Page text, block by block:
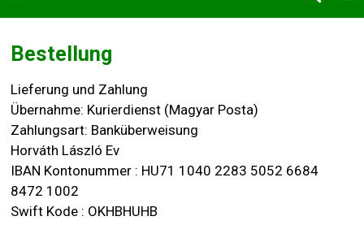
Bestellung
Lieferung und Zahlung
Übernahme: Kurierdienst (Magyar Posta)
Zahlungsart: Banküberweisung
Horváth László Ev
IBAN Kontonummer : HU71 1040 2283 5052 6684
8472 1002
Swift Kode : OKHBHUHB